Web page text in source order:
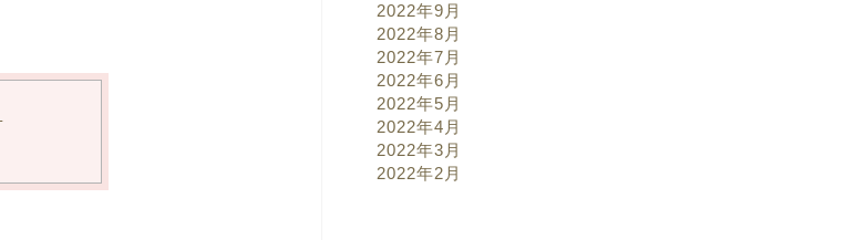
2022年9月
2022年8月
2022年7月
2022年6月
2022年5月
2022年4月
2022年3月
2022年2月